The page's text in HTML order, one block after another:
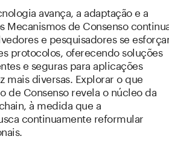
avança, a adaptação e a
Mecanismos de Consenso
e pesquisadores se
protocolos, oferecendo soluções
e seguras para aplicações
mais diversas. Explorar o que
de Consenso revela o núcleo da
à medida que a
continuamente reformular